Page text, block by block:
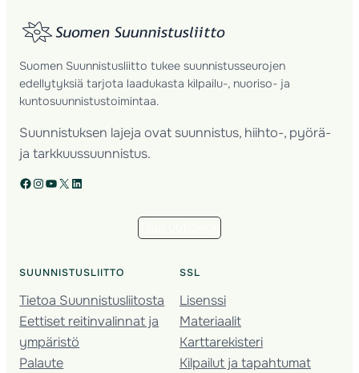
Suomen Suunnistusliitto tukee suunnistusseurojen
edellytyksiä tarjota laadukasta kilpailu-, nuoriso- ja
kuntosuunnistustoimintaa.
Suunnistuksen lajeja ovat suunnistus, hiihto-, pyörä-
ja tarkkuussuunnistus.
Facebook Instagram YouTube X LinkedIn
SUUNNISTUSLIITTO
Tietoa Suunnistusliitosta
Eettiset reitinvalinnat ja
ympäristö
Palaute
SSL
Lisenssi
Materiaalit
Karttarekisteri
Kilpailut ja tapahtumat